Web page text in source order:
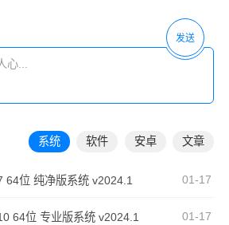
发送
系统 软件 安卓 文章
64位 纯净版系统 v2024.1 01-17
64位 专业版系统 v2024.1 01-17